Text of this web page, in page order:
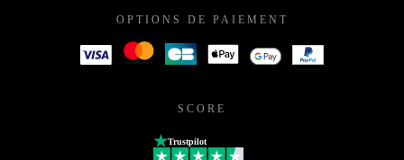
OPTIONS DE PAIEMENT
SCORE
Trustpilot